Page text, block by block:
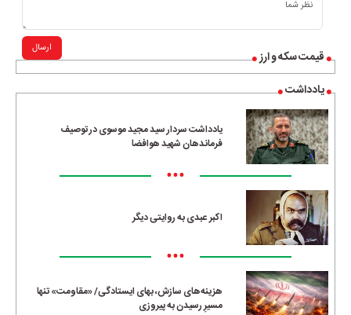
قیمت سکه و ارز
یادداشت
یادداشت سردار سید مجید موسوی در توصیف
فرماندهان شهید هوافضا
•••
اکبر عبدی به روایتی دیگر
•••
هزینه‌های سازش، بهای ایستادگی/ «مقاومت» تنها
مسیرِ رسیدن به پیروزی
ارسال